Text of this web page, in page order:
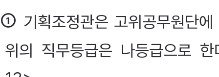
① 기획조정관은 고위공무원단
위의 직무등급은 나등급으로